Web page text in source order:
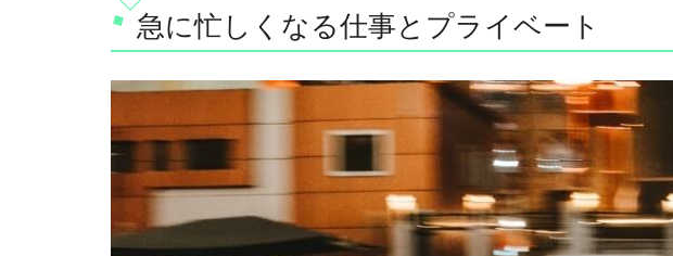
急に忙しくなる仕事とプライベート